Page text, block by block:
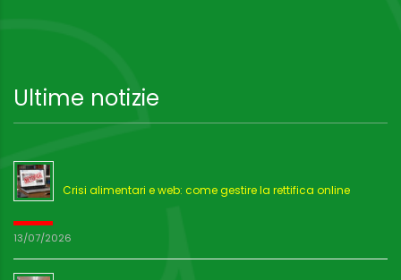
Ultime notizie
Crisi alimentari e web: come gestire la rettifica online
13/07/2026